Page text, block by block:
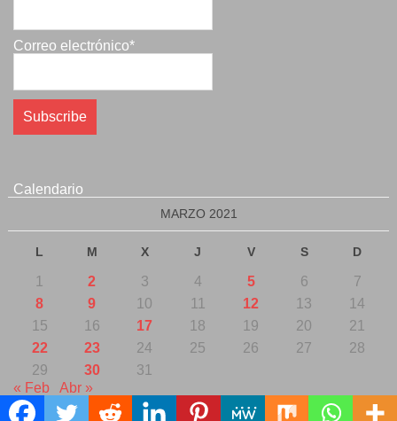
Correo electrónico*
Calendario
MARZO 2021
L M X J V S D
1 2 3 4 5 6
7
8
9 10 11 12 13
14
15
16 17 18 19 20
21
22
23 24 25 26 27
28
29
30
31
« Feb
Abr »